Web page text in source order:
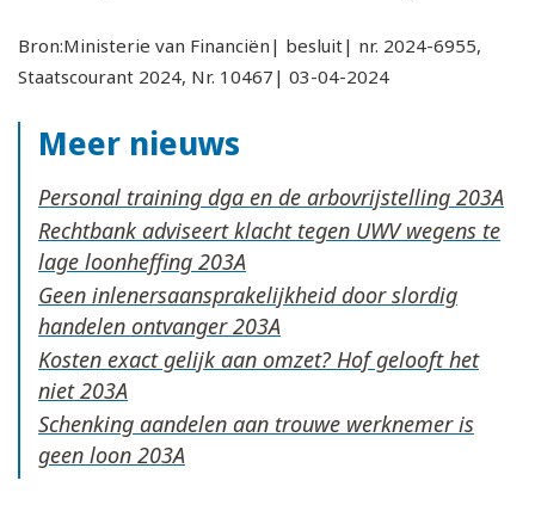
Bron:Ministerie van Financiën| besluit| nr. 2024-6955,
Staatscourant 2024, Nr. 10467| 03-04-2024
Meer nieuws
Personal training dga en de arbovrijstelling
Rechtbank adviseert klacht tegen UWV wegens te
lage loonheffing
Geen inlenersaansprakelijkheid door slordig
handelen ontvanger
Kosten exact gelijk aan omzet? Hof gelooft het
niet
Schenking aandelen aan trouwe werknemer is
geen loon